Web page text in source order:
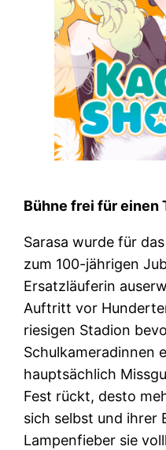
Bühne frei für einen
Sarasa wurde für
zum 100-jährigen
Ersatzläuferin
Auftritt vor
riesigen Stadion
Schulkameradinnen
hauptsächlich
Fest rückt, desto
sich selbst und ihrer
Lampenfieber sie